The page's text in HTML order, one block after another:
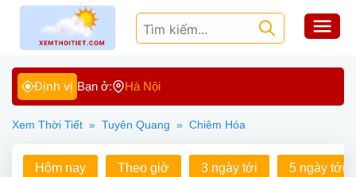
Định vị Bạn ở: Hà Nội
Xem Thời Tiết » Tuyên Quang » Chiêm Hóa
Hôm nay Theo giờ 3 ngày tới 5 ngày tới